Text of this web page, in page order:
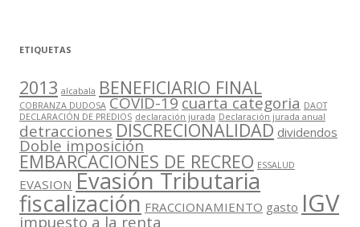
ETIQUETAS
2013 alcabala BENEFICIARIO FINAL
COBRANZA DUDOSA COVID-19cuarta categoria DAOT
DECLARACIÓN DE PREDIOS declaración jurada Declaración jurada anual
detracciones DISCRECIONALIDAD dividendos
Doble imposición
EMBARCACIONES DE RECREO ESSALUD
EVASION Evasión Tributaria
fiscalización FRACCIONAMIENTO gasto IGV
impuesto a la renta